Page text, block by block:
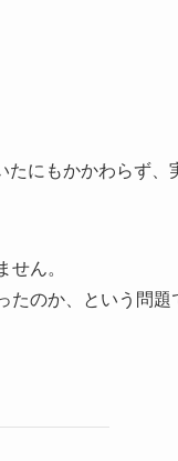
にもかかわらず
せん。
のか、という問題